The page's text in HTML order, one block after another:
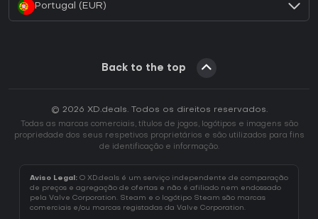
Portugal (EUR)
Back to the top
© 2026 XD.deals. Todos os direitos reservados.
Todas as marcas comerciais, títulos de jogos, logótipos e imagens são
propriedade dos seus respetivos proprietários e são utilizados para fins
de identificação e informação.
Aviso Legal: O XD.deals é um serviço independente de comparação
de preços e agregação de ofertas e não é afiliado nem endossado
pela Valve Corporation. Steam e o logótipo Steam são marcas
comerciais e/ou marcas registadas da Valve Corporation.